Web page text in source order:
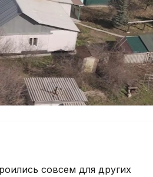
совсем для других